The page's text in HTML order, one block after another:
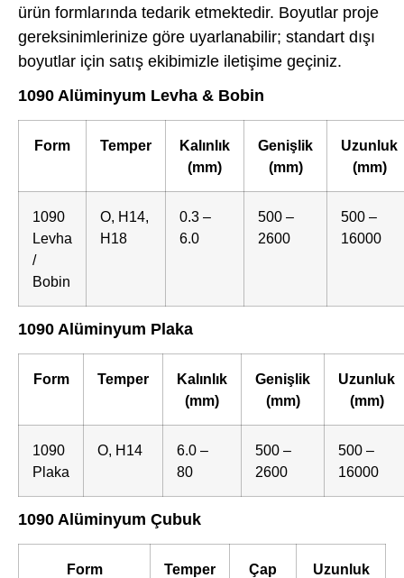
ürün formlarında tedarik etmektedir. Boyutlar proje
gereksinimlerinize göre uyarlanabilir; standart dışı
boyutlar için satış ekibimizle iletişime geçiniz.
1090 Alüminyum Levha & Bobin
Form Temper
Kalınlık
(mm)
Genişlik
(mm)
Uzunluk
(mm)
1090
Levha
/
Bobin
O, H14,
H18
0.3 –
6.0
500 –
2600
500 –
16000
1090 Alüminyum Plaka
Form Temper
Kalınlık
(mm)
Genişlik
(mm)
Uzunluk
(mm)
1090
Plaka
O, H14
6.0 –
80
500 –
2600
500 –
16000
1090 Alüminyum Çubuk
Form Temper
Çap
Uzunluk